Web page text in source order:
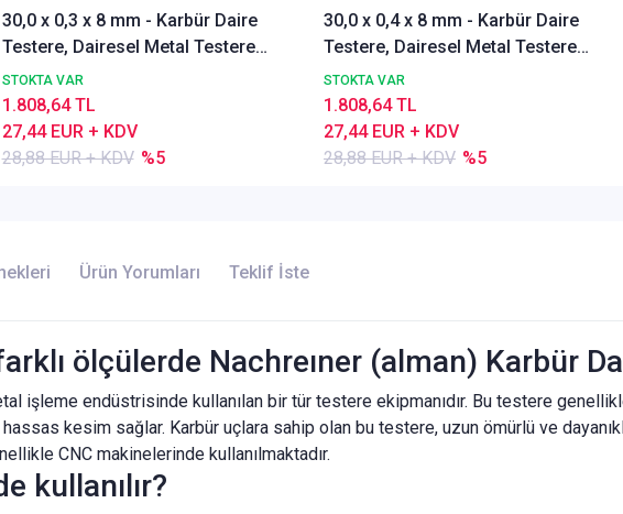
30,0 x 0,3 x 8 mm - Karbür Daire
Testere, Dairesel Metal Testere
DIN1837 A, İnce Dişli, Z=80
STOKTA VAR
28,88 EUR + KDV %5
27,44 EUR + KDV
1.808,64 TL
30,0 x 0,4 x 8 mm - Karbür Daire
Testere, Dairesel Metal Testere
DIN1837 A, İnce Dişli, Z=80
STOKTA VAR
28,88 EUR + KDV %5
27,44 EUR + KDV
1.808,64 TL
Ürün Yorumları Teklif İste
ölçülerde Nachreıner (alman) Karbür
işleme endüstrisinde kullanılan bir tür testere ekipmanıdır. Bu testere
hassas kesim sağlar. Karbür uçlara sahip olan bu testere, uzun ömürlü ve
CNC makinelerinde kullanılmaktadır.
kullanılır?